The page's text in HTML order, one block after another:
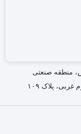
منطقه صنعتی
پلاک ۱۰۹